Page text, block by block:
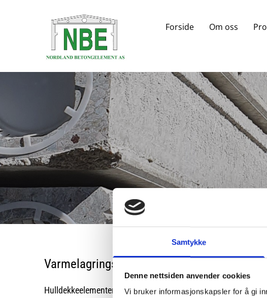
Samtykke
Denne nettsiden anvender cookies
Vi bruker informasjonskapsler for å gi
Forside Om oss
Varmelagringseffekt
Hulldekkeelementene virker temperaturutjevnende og gir